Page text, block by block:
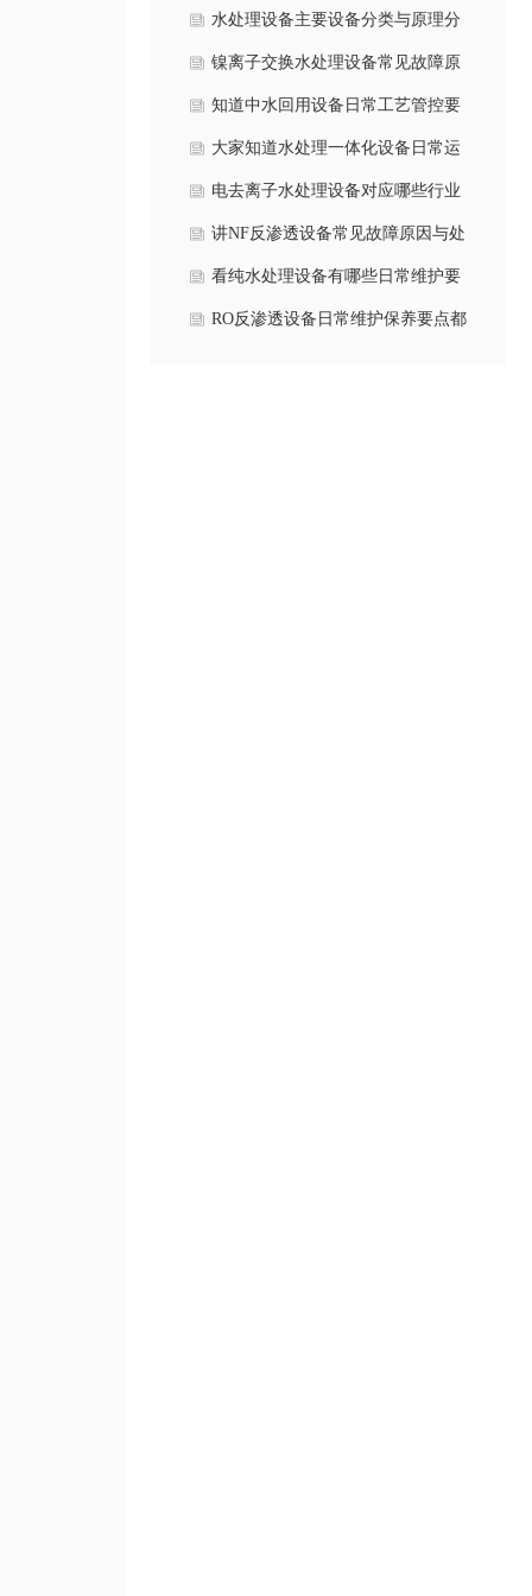
程原理是什么？
水处理设备主要设备分类与原理分
别是什么？
镍离子交换水处理设备常见故障原
因与解决方案是什么？
知道中水回用设备日常工艺管控要
点是什么吗？
大家知道水处理一体化设备日常运
维要点有哪些吗？
电去离子水处理设备对应哪些行业
应用呢？
讲NF反渗透设备常见故障原因与处
理方案有哪些？
看纯水处理设备有哪些日常维护要
点？
RO反渗透设备日常维护保养要点都